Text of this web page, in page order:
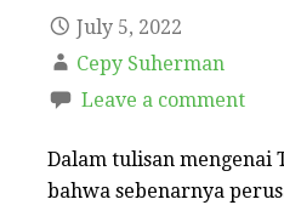
July 5, 2022
Cepy Suherman
Leave a comment
Dalam tulisan mengenai
bahwa sebenarnya